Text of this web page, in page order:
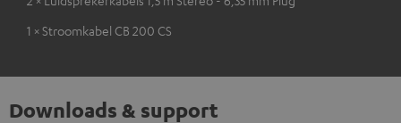
1 × Stroomkabel CB 200 CS
Downloads & support